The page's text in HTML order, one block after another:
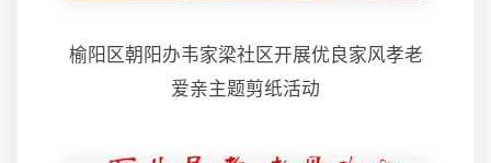
榆阳区朝阳办韦家梁社区开展优良家风孝老
爱亲主题剪纸活动